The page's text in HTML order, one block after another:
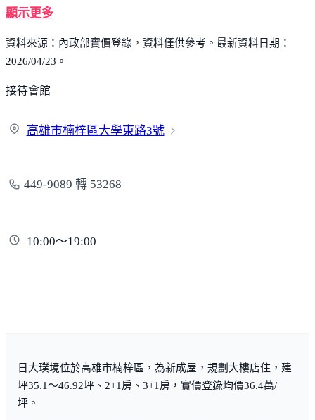
顯示更多
資料來源：內政部實價登錄，資料僅供參考。最新資料日期：
2026/04/23。
接待會館
高雄市楠梓區大學東路3號
449-9089 轉 53268
10:00～19:00
日大璞境位於高雄市楠梓區，為新成屋，規劃大樓店住，建
坪35.1～46.92坪、2+1房、3+1房，實價登錄均價36.4萬/
坪。